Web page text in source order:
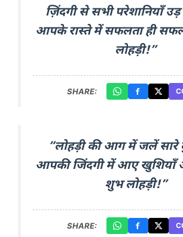
ज़िंदगी से सभी परेशानियाँ
आपके रास्ते में सफलता ही
लोहड़ी!”
SHARE:
“लोहड़ी की आग में जलें
आपकी जिंदगी में आए खुशियाँ
शुभ लोहड़ी!”
SHARE: